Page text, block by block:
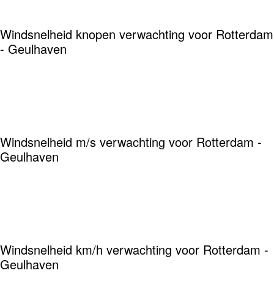
Windsnelheid knopen verwachting voor Rotterdam
- Geulhaven
Windsnelheid m/s verwachting voor Rotterdam -
Geulhaven
Windsnelheid km/h verwachting voor Rotterdam -
Geulhaven